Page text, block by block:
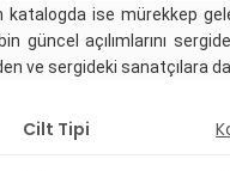
katalogda ise mürekkep
güncel açılımlarını
ve sergideki sanatçılara
Cilt Tipi